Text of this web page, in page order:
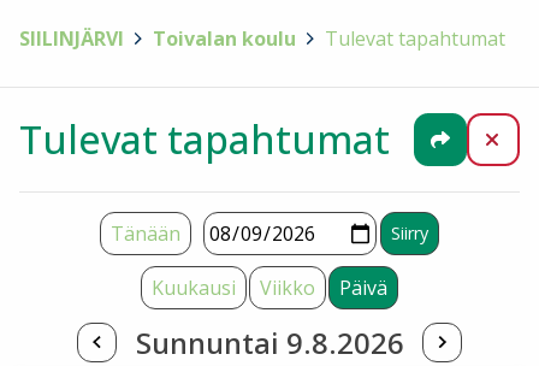
SIILINJÄRVI Toivalan koulu Tulevat tapahtumat
Tulevat tapahtumat Jaa
Kuukausi Viikko Päivä
Sunnuntai 9.8.2026
Tänään